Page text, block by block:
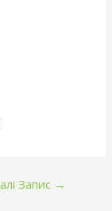
Запис →